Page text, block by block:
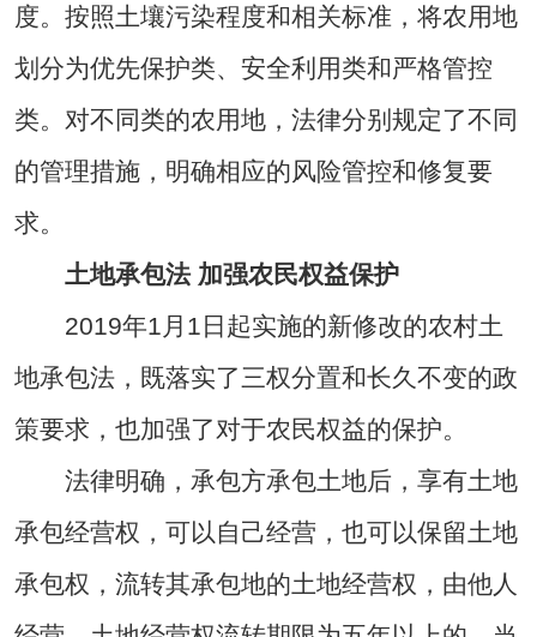
度。按照土壤污染程度和相关标准，将农用地
划分为优先保护类、安全利用类和严格管控
类。对不同类的农用地，法律分别规定了不同
的管理措施，明确相应的风险管控和修复要
求。
土地承包法 加强农民权益保护
2019年1月1日起实施的新修改的农村土
地承包法，既落实了三权分置和长久不变的政
策要求，也加强了对于农民权益的保护。
法律明确，承包方承包土地后，享有土地
承包经营权，可以自己经营，也可以保留土地
承包权，流转其承包地的土地经营权，由他人